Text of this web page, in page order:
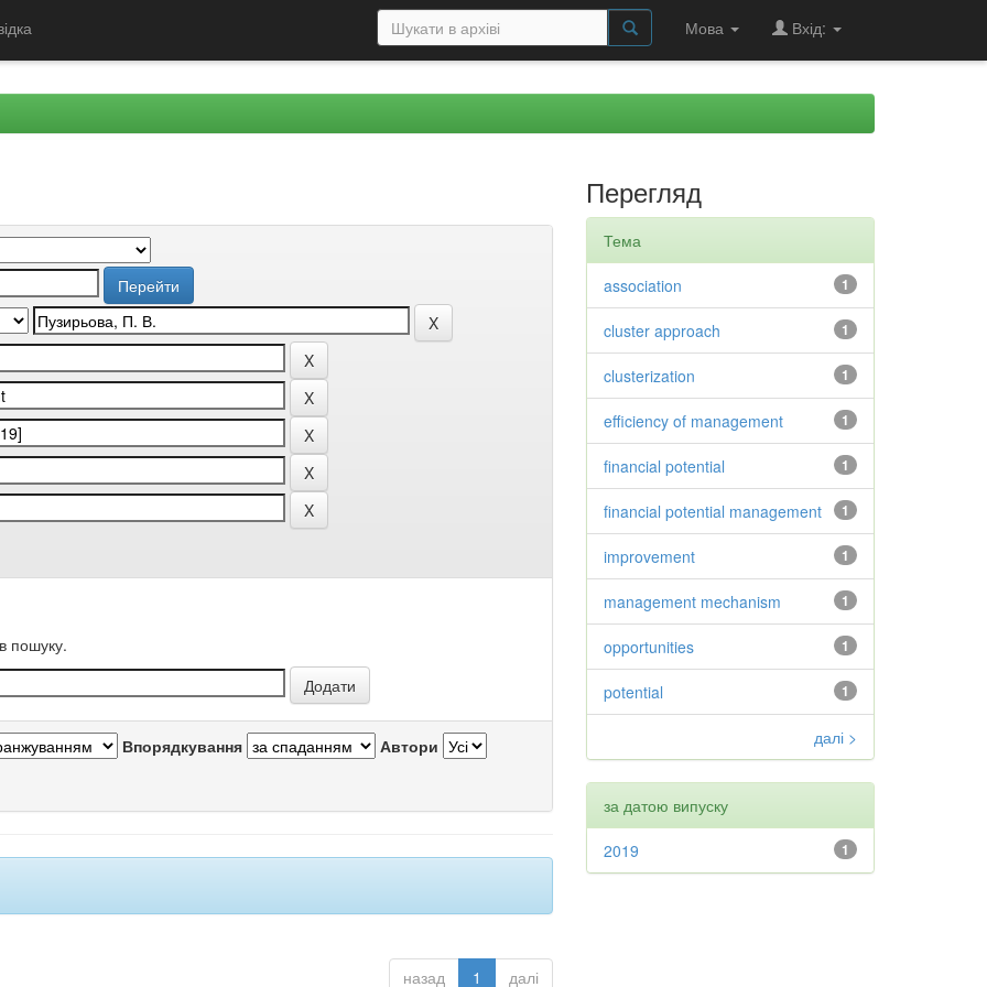
Мова Вхід:
пошуку.
Впорядкування Автори
назад 1 далі
Перегляд
Тема
1
association
1
cluster approach
1
clusterization
1
efficiency of management
1
financial potential
1
financial potential management
1
improvement
1
management mechanism
1
opportunities
1
potential
далі >
за датою випуску
1
2019